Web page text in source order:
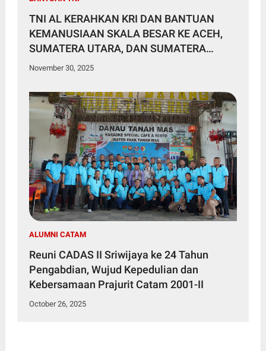
TNI AL KERAHKAN KRI DAN BANTUAN
KEMANUSIAAN SKALA BESAR KE ACEH,
SUMATERA UTARA, DAN SUMATERA
BARAT
November 30, 2025
ALUMNI CATAM
Reuni CADAS II Sriwijaya ke 24 Tahun
Pengabdian, Wujud Kepedulian dan
Kebersamaan Prajurit Catam 2001-II
October 26, 2025